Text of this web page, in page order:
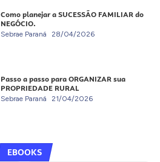
Como planejar a SUCESSÃO FAMILIAR do
NEGÓCIO.
Sebrae Paraná 28/04/2026
Passo a passo para ORGANIZAR sua
PROPRIEDADE RURAL
Sebrae Paraná 21/04/2026
EBOOKS